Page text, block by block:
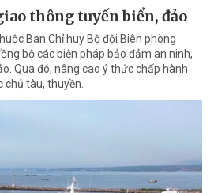
thông tuyến biển, đảo
Ban Chỉ huy Bộ đội Biên phòng
bộ các biện pháp bảo đảm an ninh,
Qua đó, nâng cao ý thức chấp hành
tàu, thuyền.